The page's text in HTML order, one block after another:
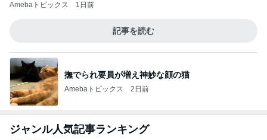
Amebaトピックス 1日前
記事を読む
撫でられ要員が増え神妙な顔の猫
Amebaトピックス 2日前
ジャンル人気記事ランキング